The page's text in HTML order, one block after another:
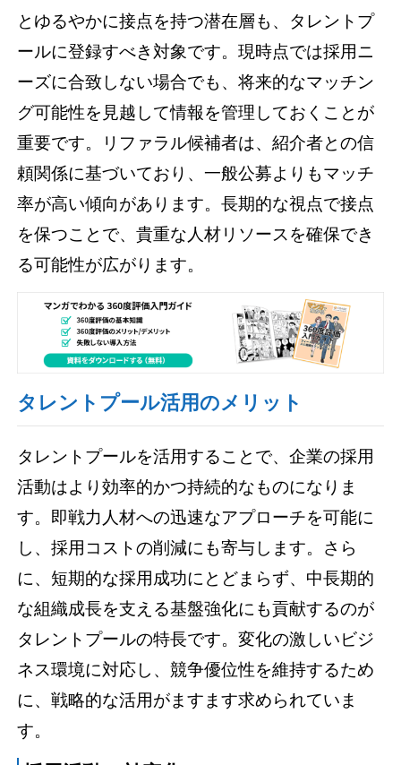
とゆるやかに接点を持つ潜在層も、タレントプ
ールに登録すべき対象です。現時点では採用ニ
ーズに合致しない場合でも、将来的なマッチン
グ可能性を見越して情報を管理しておくことが
重要です。リファラル候補者は、紹介者との信
頼関係に基づいており、一般公募よりもマッチ
率が高い傾向があります。長期的な視点で接点
を保つことで、貴重な人材リソースを確保でき
る可能性が広がります。
タレントプール活用のメリット
タレントプールを活用することで、企業の採用
活動はより効率的かつ持続的なものになりま
す。即戦力人材への迅速なアプローチを可能に
し、採用コストの削減にも寄与します。さら
に、短期的な採用成功にとどまらず、中長期的
な組織成長を支える基盤強化にも貢献するのが
タレントプールの特長です。変化の激しいビジ
ネス環境に対応し、競争優位性を維持するため
に、戦略的な活用がますます求められていま
す。